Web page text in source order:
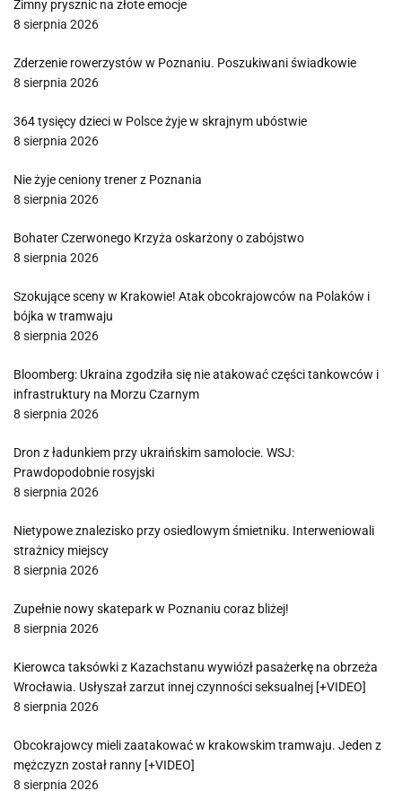
Zimny prysznic na złote emocje
8 sierpnia 2026
Zderzenie rowerzystów w Poznaniu. Poszukiwani świadkowie
8 sierpnia 2026
364 tysięcy dzieci w Polsce żyje w skrajnym ubóstwie
8 sierpnia 2026
Nie żyje ceniony trener z Poznania
8 sierpnia 2026
Bohater Czerwonego Krzyża oskarżony o zabójstwo
8 sierpnia 2026
Szokujące sceny w Krakowie! Atak obcokrajowców na Polaków i
bójka w tramwaju
8 sierpnia 2026
Bloomberg: Ukraina zgodziła się nie atakować części tankowców i
infrastruktury na Morzu Czarnym
8 sierpnia 2026
Dron z ładunkiem przy ukraińskim samolocie. WSJ:
Prawdopodobnie rosyjski
8 sierpnia 2026
Nietypowe znalezisko przy osiedlowym śmietniku. Interweniowali
strażnicy miejscy
8 sierpnia 2026
Zupełnie nowy skatepark w Poznaniu coraz bliżej!
8 sierpnia 2026
Kierowca taksówki z Kazachstanu wywiózł pasażerkę na obrzeża
Wrocławia. Usłyszał zarzut innej czynności seksualnej [+VIDEO]
8 sierpnia 2026
Obcokrajowcy mieli zaatakować w krakowskim tramwaju. Jeden z
mężczyzn został ranny [+VIDEO]
8 sierpnia 2026